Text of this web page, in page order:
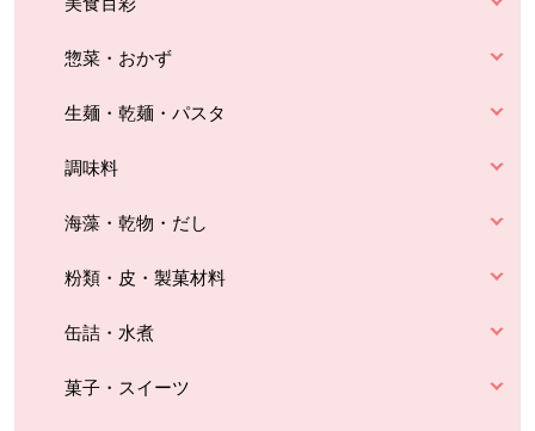
惣菜・おかず
生麺・乾麺・パスタ
調味料
海藻・乾物・だし
粉類・皮・製菓材料
缶詰・水煮
菓子・スイーツ